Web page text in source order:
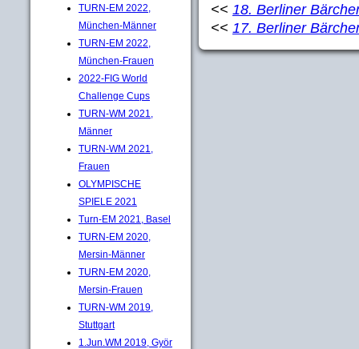
TURN-EM 2022,
München-Männer
TURN-EM 2022,
München-Frauen
2022-FIG World
Challenge Cups
TURN-WM 2021,
Männer
TURN-WM 2021,
Frauen
OLYMPISCHE
SPIELE 2021
Turn-EM 2021, Basel
TURN-EM 2020,
Mersin-Männer
TURN-EM 2020,
Mersin-Frauen
TURN-WM 2019,
Stuttgart
1.Jun.WM 2019, Györ
<< 18. Berliner
<< 17. Berliner